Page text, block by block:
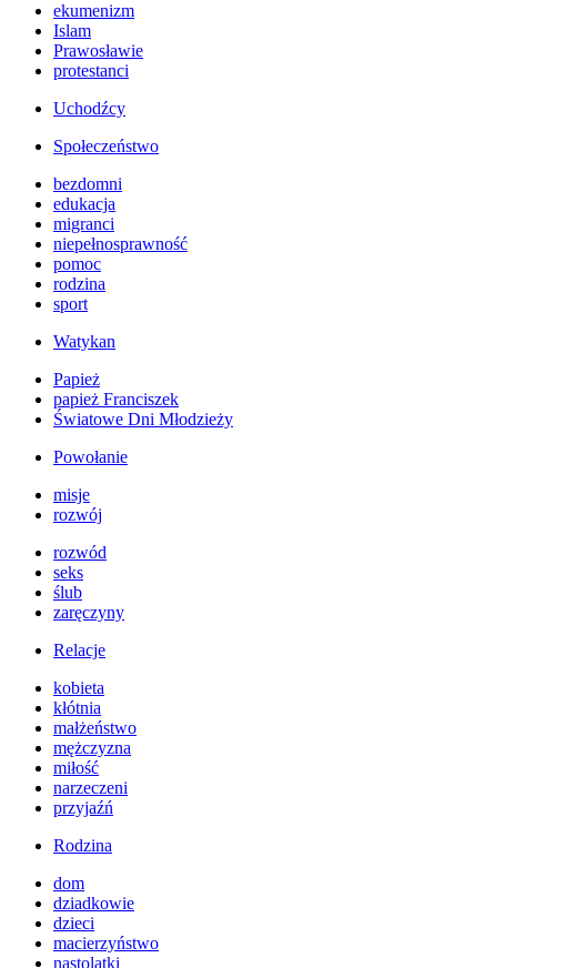
ekumenizm
Islam
Prawosławie
protestanci
Uchodźcy
Społeczeństwo
bezdomni
edukacja
migranci
niepełnosprawność
pomoc
rodzina
sport
Watykan
Papież
papież Franciszek
Światowe Dni Młodzieży
Powołanie
misje
rozwój
rozwód
seks
ślub
zaręczyny
Relacje
kobieta
kłótnia
małżeństwo
mężczyzna
miłość
narzeczeni
przyjaźń
Rodzina
dom
dziadkowie
dzieci
macierzyństwo
nastolatki